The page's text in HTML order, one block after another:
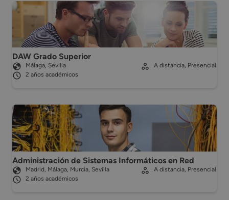
DAW Grado Superior
Málaga, Sevilla
2 años académicos
A distancia, Presencial
Administración de Sistemas Informáticos en Red
Madrid, Málaga, Murcia, Sevilla
2 años académicos
A distancia, Presencial